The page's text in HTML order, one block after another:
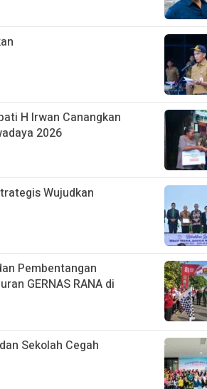
H Irwan Canangkan
2026
Wujudkan
Pembentangan
GERNAS RANA di
Sekolah Cegah